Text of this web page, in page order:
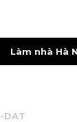
Làm nhà Hà
DAT